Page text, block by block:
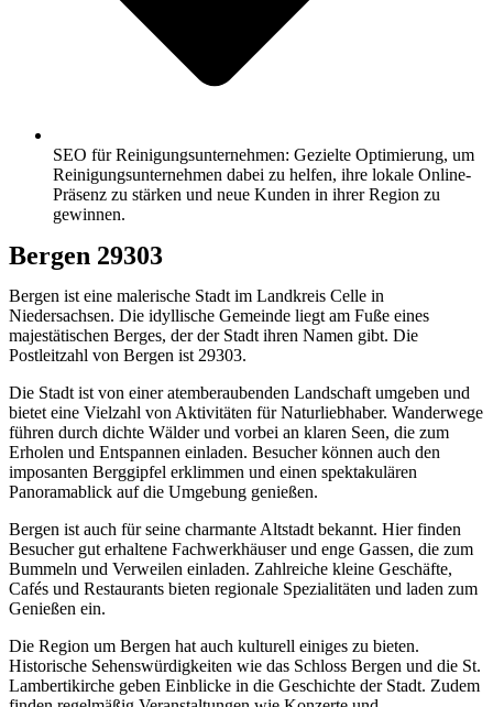
SEO für Reinigungsunternehmen: Gezielte Optimierung, um
Reinigungsunternehmen dabei zu helfen, ihre lokale Online-
Präsenz zu stärken und neue Kunden in ihrer Region zu
gewinnen.
Bergen 29303
Bergen ist eine malerische Stadt im Landkreis Celle in
Niedersachsen. Die idyllische Gemeinde liegt am Fuße eines
majestätischen Berges, der der Stadt ihren Namen gibt. Die
Postleitzahl von Bergen ist 29303.
Die Stadt ist von einer atemberaubenden Landschaft umgeben und
bietet eine Vielzahl von Aktivitäten für Naturliebhaber. Wanderwege
führen durch dichte Wälder und vorbei an klaren Seen, die zum
Erholen und Entspannen einladen. Besucher können auch den
imposanten Berggipfel erklimmen und einen spektakulären
Panoramablick auf die Umgebung genießen.
Bergen ist auch für seine charmante Altstadt bekannt. Hier finden
Besucher gut erhaltene Fachwerkhäuser und enge Gassen, die zum
Bummeln und Verweilen einladen. Zahlreiche kleine Geschäfte,
Cafés und Restaurants bieten regionale Spezialitäten und laden zum
Genießen ein.
Die Region um Bergen hat auch kulturell einiges zu bieten.
Historische Sehenswürdigkeiten wie das Schloss Bergen und die St.
Lambertikirche geben Einblicke in die Geschichte der Stadt. Zudem